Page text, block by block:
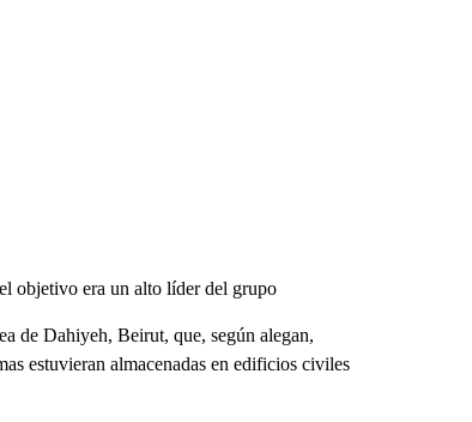
objetivo era un alto líder del grupo
de Dahiyeh, Beirut, que, según alegan,
estuvieran almacenadas en edificios civiles